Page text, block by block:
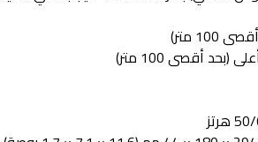
(بحد أقصى 100 متر)